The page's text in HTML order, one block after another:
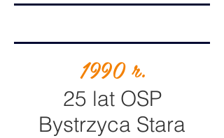
1990 r.
25 lat OSP
Bystrzyca Stara